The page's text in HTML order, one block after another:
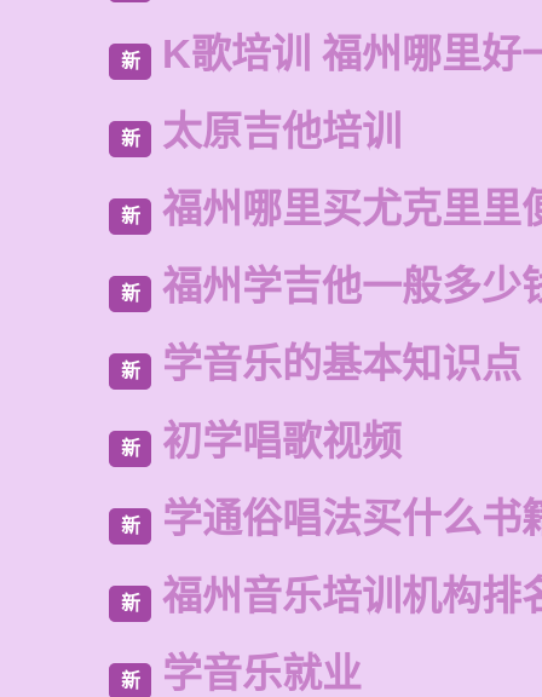
新 K歌培训 福州哪里好
新 太原吉他培训
新 福州哪里买尤克里里
新 福州学吉他一般多少
新 学音乐的基本知识点
新 初学唱歌视频
新 学通俗唱法买什么书
新 福州音乐培训机构排
新 学音乐就业